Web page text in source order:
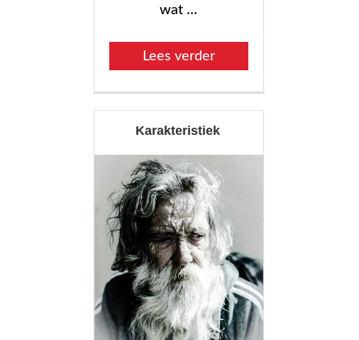
wat …
Lees verder“Onze
Karakteristiek